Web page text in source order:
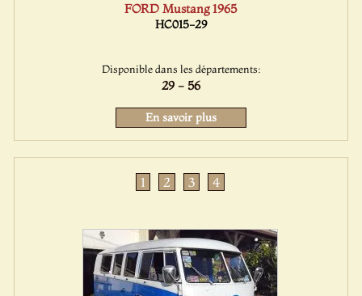
FORD Mustang 1965
HC015-29
Disponible dans les départements:
29 - 56
En savoir plus
1 2 3 4